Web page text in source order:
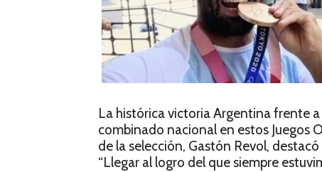
La histórica victoria Argentina frente
combinado nacional en estos Juegos
de la selección, Gastón Revol,
“Llegar al logro del que siempre